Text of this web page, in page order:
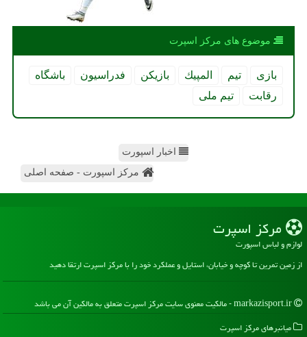
موضوع های مركز اسپرت
بازی تیم المپیك بازیكن فدراسیون
باشگاه
رقابت
تیم ملی
اخبار اسپورت
مرکز اسپورت - صفحه اصلی
مركز اسپرت
لوازم و لباس اسپورت
از زمین تمرین تا کوچه و خیابان، استایل و عملکرد خود را با مرکز اسپرت ارتقا دهید
میانبرهای مركز اسپرت